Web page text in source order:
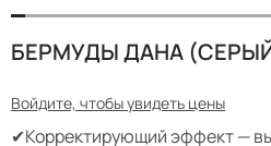
БЕРМУДЫ ДАНА
Войдите, чтобы увидеть цены
✔Корректирующий эффект —